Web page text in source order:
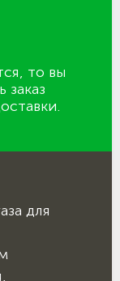
то вы
заказ
для